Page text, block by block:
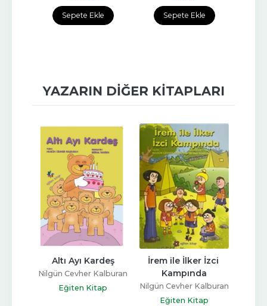
Sepete Ekle Sepete Ekle
YAZARIN DIĞER KITAPLARI
Altı Ayı Kardeş
Nilgün Cevher Kalburan
Eğiten Kitap
İrem ile İlker İzci
Kampında
Nilgün Cevher Kalburan
Eğiten Kitap